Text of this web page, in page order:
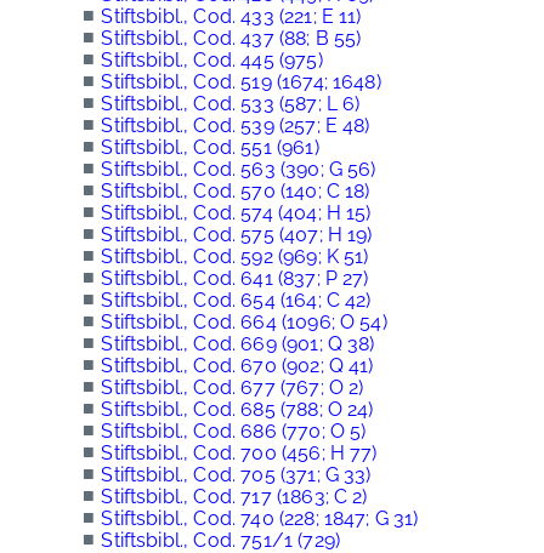
■ Stiftsbibl., Cod. 433 (221; E 11)
■ Stiftsbibl., Cod. 437 (88; B 55)
■ Stiftsbibl., Cod. 445 (975)
■ Stiftsbibl., Cod. 519 (1674; 1648)
■ Stiftsbibl., Cod. 533 (587; L 6)
■ Stiftsbibl., Cod. 539 (257; E 48)
■ Stiftsbibl., Cod. 551 (961)
■ Stiftsbibl., Cod. 563 (390; G 56)
■ Stiftsbibl., Cod. 570 (140; C 18)
■ Stiftsbibl., Cod. 574 (404; H 15)
■ Stiftsbibl., Cod. 575 (407; H 19)
■ Stiftsbibl., Cod. 592 (969; K 51)
■ Stiftsbibl., Cod. 641 (837; P 27)
■ Stiftsbibl., Cod. 654 (164; C 42)
■ Stiftsbibl., Cod. 664 (1096; O 54)
■ Stiftsbibl., Cod. 669 (901; Q 38)
■ Stiftsbibl., Cod. 670 (902; Q 41)
■ Stiftsbibl., Cod. 677 (767; O 2)
■ Stiftsbibl., Cod. 685 (788; O 24)
■ Stiftsbibl., Cod. 686 (770; O 5)
■ Stiftsbibl., Cod. 700 (456; H 77)
■ Stiftsbibl., Cod. 705 (371; G 33)
■ Stiftsbibl., Cod. 717 (1863; C 2)
■ Stiftsbibl., Cod. 740 (228; 1847; G 31)
■ Stiftsbibl., Cod. 751/1 (729)